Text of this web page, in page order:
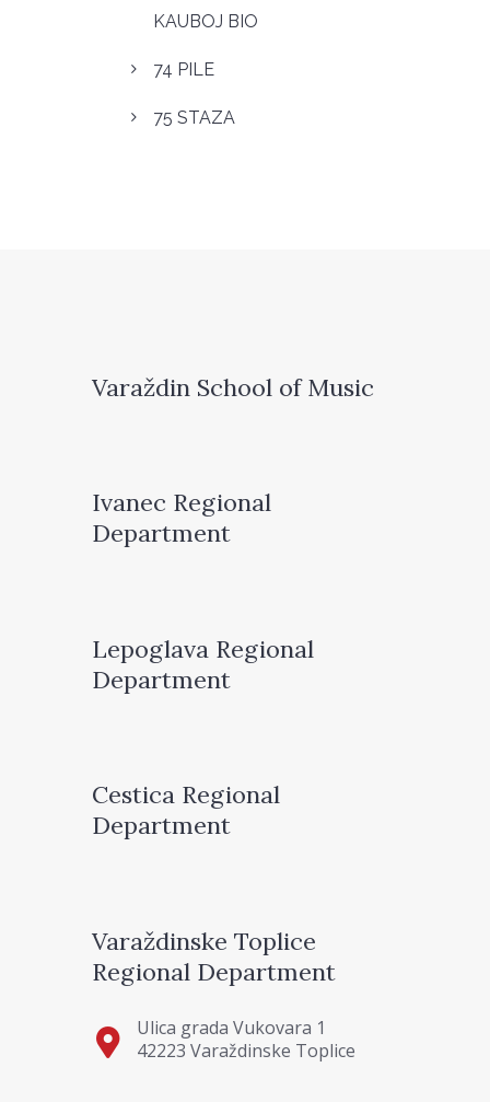
KAUBOJ BIO
74 PILE
75 STAZA
Varaždin School of Music
Ivanec Regional
Department
Lepoglava Regional
Department
Cestica Regional
Department
Varaždinske Toplice
Regional Department
Ulica grada Vukovara 1
42223 Varaždinske Toplice